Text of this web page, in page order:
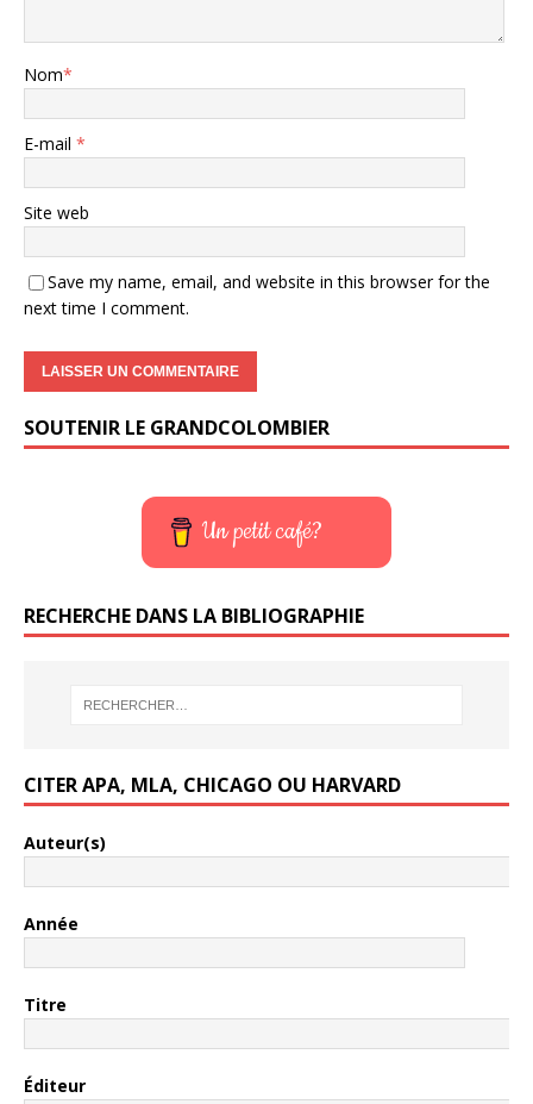
Nom*
E-mail *
Site web
Save my name, email, and website in this browser for the
next time I comment.
SOUTENIR LE GRANDCOLOMBIER
Un petit café?
RECHERCHE DANS LA BIBLIOGRAPHIE
CITER APA, MLA, CHICAGO OU HARVARD
Auteur(s)
Année
Titre
Éditeur